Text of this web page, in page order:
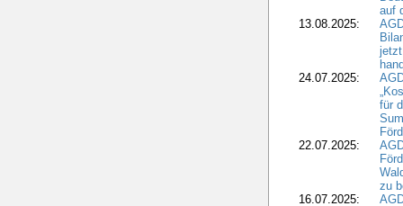
auf
13.08.2025:
24.07.2025:
für
22.07.2025:
zu
16.07.2025: